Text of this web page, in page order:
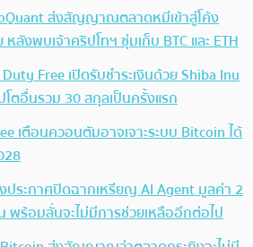
ส่งสัญญาณตลาดหมีเข้าสู่โค้ง
ลังพบเจ้าคริปโทฯ ซุ่มเก็บ BTC และ ETH
Free เปิดรับชำระเงินด้วย Shiba Inu
โตอื่นรวม 30 สกุลเป็นครั้งแรก
เตือนควอนตัมอาจเจาะระบบ Bitcoin ได้
ระกาศปิดฉากเหรียญ AI Agent มูลค่า 2
พร้อมลั่นจะไม่มีการช่วยเหลืออีกต่อไป